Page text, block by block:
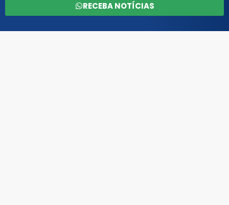
RECEBA NOTÍCIAS